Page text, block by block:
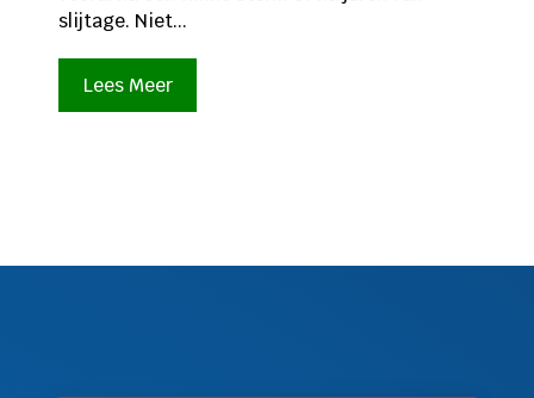
slijtage. Niet...
Lees Meer